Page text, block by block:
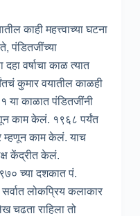
काही महत्त्वाच्या घटना
पंडितजींच्या
वर्षाचा काळ त्यात
कुमार वयातील काळही
या काळात पंडितजींनी
काम केलं. १९६८ पर्यंत
म्हणून काम केलं. याच
केंद्रीत केलं.
च्या दशकात पं.
लोकप्रिय कलाकार
चढता राहिला तो